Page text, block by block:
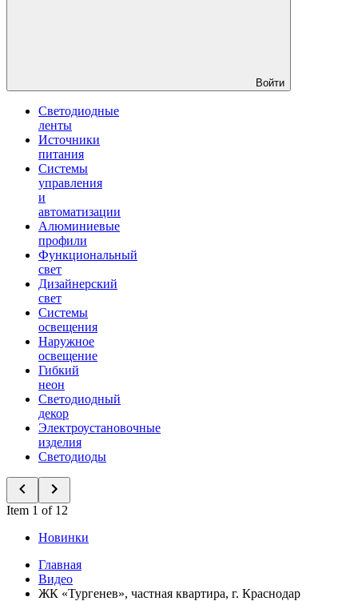
Войти
Светодиодные
ленты
Источники
питания
Системы
управления
и
автоматизации
Алюминиевые
профили
Функциональный
свет
Дизайнерский
свет
Системы
освещения
Наружное
освещение
Гибкий
неон
Светодиодный
декор
Электроустановочные
изделия
Светодиоды
Item 1 of 12
Новинки
Главная
Видео
ЖК «Тургенев», частная квартира, г. Краснодар